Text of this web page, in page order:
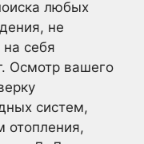
любых
не
себя
Осмотр вашего
систем,
отопления,